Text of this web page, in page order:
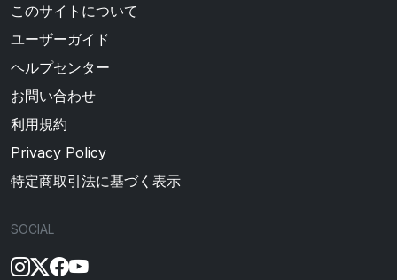
このサイトについて
ユーザーガイド
ヘルプセンター
お問い合わせ
利用規約
Privacy Policy
特定商取引法に基づく表示
SOCIAL